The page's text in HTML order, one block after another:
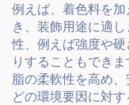
例えば、着色料を
き、装飾用途に適
性、例えば強度や
りすることもでき
脂の柔軟性を高め
どの環境要因に対